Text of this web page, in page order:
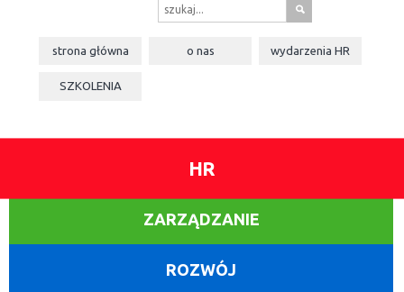
s
strona główna o nas wydarzeniaHR
SZKOLENIA
HR
ZARZĄDZANIE
ROZWÓJ